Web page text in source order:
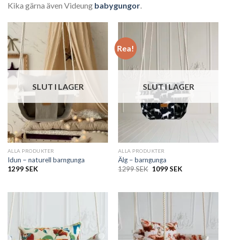
Kika gärna även Videung babygungor.
SLUT I LAGER
ALLA PRODUKTER
Idun – naturell barngunga
1299SEK
Rea!
SLUT I LAGER
ALLA PRODUKTER
Älg – barngunga
1299SEK Det
1299 SEK.
1099SEKDet
1099 SEK.